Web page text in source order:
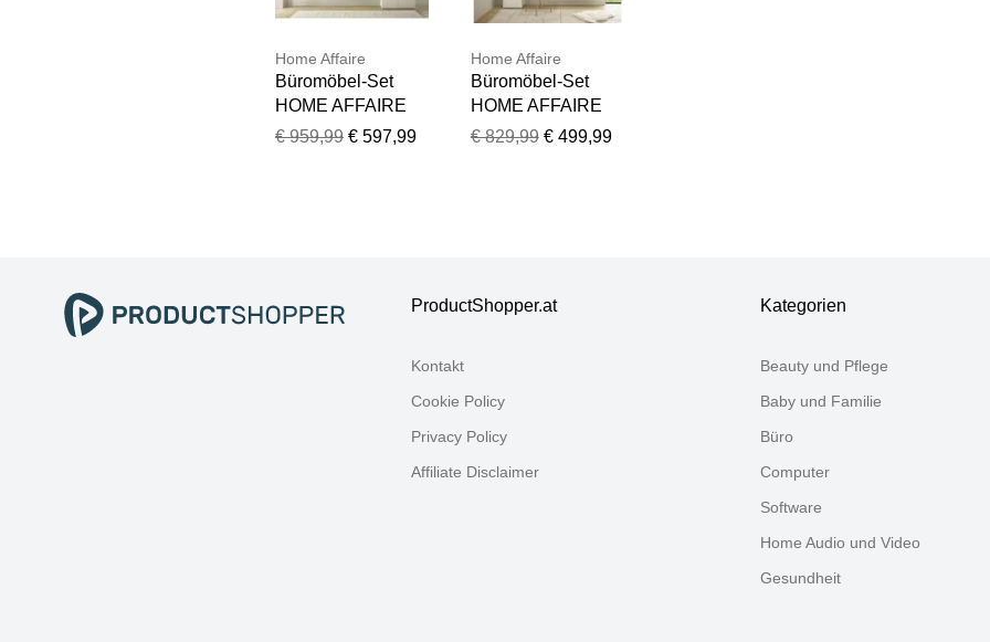
Home Affaire
Büromöbel-Set
HOME AFFAIRE
"CiTY/GiRON",
€ 959,99 € 597,99
Home Affaire
Büromöbel-Set
HOME AFFAIRE
"CiTY/GiRON",
€ 829,99 € 499,99
ProductShopper.at
Kontakt
Cookie Policy
Privacy Policy
Affiliate Disclaimer
Kategorien
Beauty und Pflege
Baby und Familie
Büro
Computer
Software
Home Audio und Video
Gesundheit